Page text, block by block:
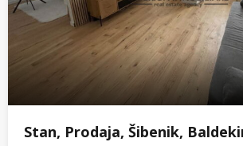
Stan, Prodaja, Šibenik,